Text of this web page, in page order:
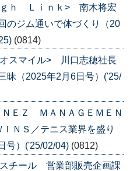
ｇｈ Ｌｉｎｋ> 南木将宏
のジム通いで体づくり（20
(0814)
スマイル> 川口志穂社長
昧（2025年2月6日号）('25/
ＮＥＺ ＭＡＮＡＧＥＭＥＮ
ＮＳ／テニス業界を盛り
号）('25/02/04) (0812)
チール 営業部販売企画課